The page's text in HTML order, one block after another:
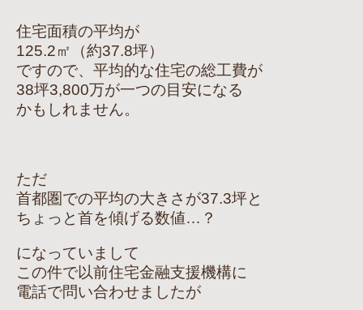
住宅面積の平均が
125.2㎡（約37.8坪）
ですので、平均的な住宅の総工費が
38坪3,800万が一つの目安になる
かもしれません。
ただ
首都圏での平均の大きさが37.3坪と
ちょっと首を傾げる数値…？
になっていまして
この件で以前住宅金融支援機構に
電話で問い合わせましたが